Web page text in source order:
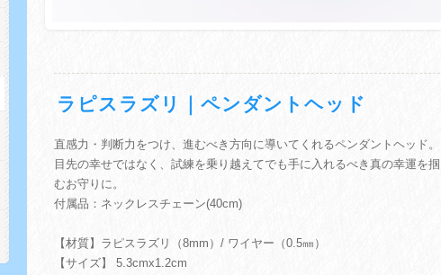
ラピスラズリ｜ペンダントヘッド
直感力・判断力をつけ、進むべき方向に導いてくれるペンダントヘッド。
目先の幸せではなく、試練を乗り越えてでも手に入れるべき真の幸運を掴
むお守りに。
付属品：ネックレスチェーン(40cm)
【材質】ラピスラズリ（8mm）/ ワイヤー（0.5㎜）
【サイズ】 5.3cmx1.2cm